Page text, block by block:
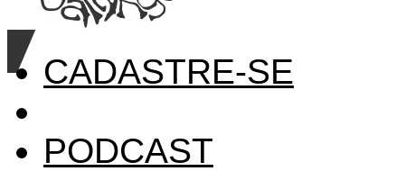
CADASTRE-SE
PODCAST